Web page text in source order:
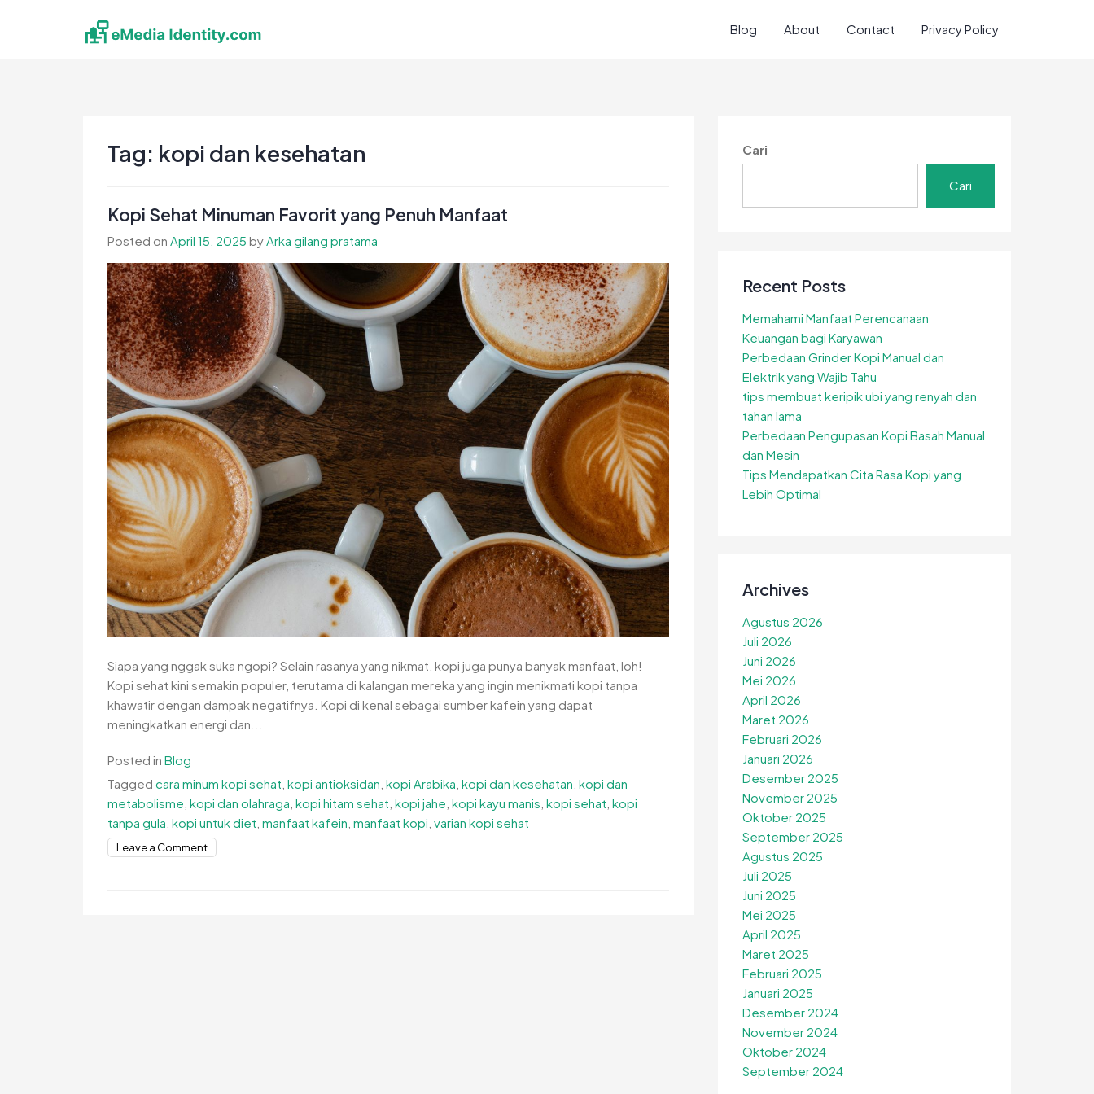
Blog About Contact Privacy Policy
Tag: kopi dan kesehatan
Kopi Sehat Minuman Favorit yang Penuh Manfaat
Posted on April 15, 2025 byArka gilang pratama
Siapa yang nggak suka ngopi? Selain rasanya yang nikmat, kopi juga punya banyak manfaat, loh!
Kopi sehat kini semakin populer, terutama di kalangan mereka yang ingin menikmati kopi tanpa
khawatir dengan dampak negatifnya. Kopi di kenal sebagai sumber kafein yang dapat
meningkatkan energi dan...
Posted in Blog
Tagged cara minum kopi sehat kopi antioksidan kopi Arabika kopi dan kesehatan kopi dan
metabolisme kopi dan olahraga kopi hitam sehat kopi jahe kopi kayu manis kopi sehat kopi
tanpa gula kopi untuk diet manfaat kafein manfaat kopi varian kopi sehat
Leave a Commenton
Cari
Cari
Recent Posts
Memahami Manfaat Perencanaan
Keuangan bagi Karyawan
Perbedaan Grinder Kopi Manual dan
Elektrik yang Wajib Tahu
tips membuat keripik ubi yang renyah dan
tahan lama
Perbedaan Pengupasan Kopi Basah Manual
dan Mesin
Tips Mendapatkan Cita Rasa Kopi yang
Lebih Optimal
Archives
Agustus 2026
Juli 2026
Juni 2026
Mei 2026
April 2026
Maret 2026
Februari 2026
Januari 2026
Desember 2025
November 2025
Oktober 2025
September 2025
Agustus 2025
Juli 2025
Juni 2025
Mei 2025
April 2025
Maret 2025
Februari 2025
Januari 2025
Desember 2024
November 2024
Oktober 2024
September 2024